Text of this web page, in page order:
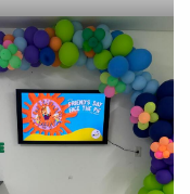
abaixo e